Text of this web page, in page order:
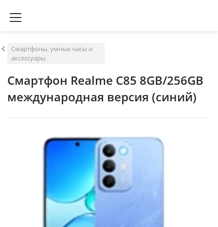
Смартфоны, умные часы и
аксессуары
Смартфон Realme C85 8GB/256GB
международная версия (синий)